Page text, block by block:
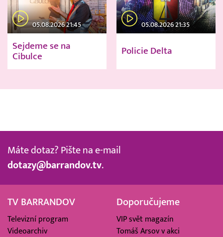
05.08.2026 21:45
Sejdeme se na
Cibulce
05.08.2026 21:35
Policie Delta
Máte dotaz? Pište na e-mail
dotazy@barrandov.tv.
TV BARRANDOV
Televizní program
Videoarchiv
Doporučujeme
VIP svět magazín
Tomáš Arsov v akci